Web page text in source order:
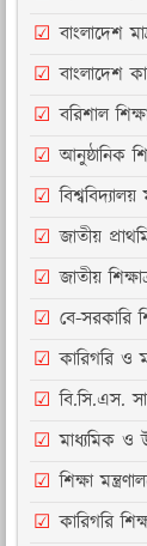
বাংলাদেশ
বাংলাদেশ
বরিশাল
আনুষ্ঠানিক
জাতীয়
জাতীয়
বে-সরকারি
কারিগরি ও
বি.সি.এস.
মাধ্যমিক ও
শিক্ষা
কারিগরি